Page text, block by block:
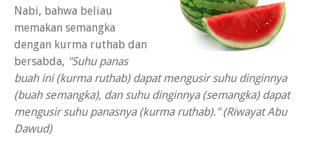
Nabi, bahwa beliau
memakan semangka
dengan kurma ruthab dan
bersabda, "Suhu panas
buah ini (kurma ruthab) dapat mengusir suhu dinginnya
(buah semangka), dan suhu dinginnya (semangka) dapat
mengusir suhu panasnya (kurma ruthab)." (Riwayat Abu
Dawud)